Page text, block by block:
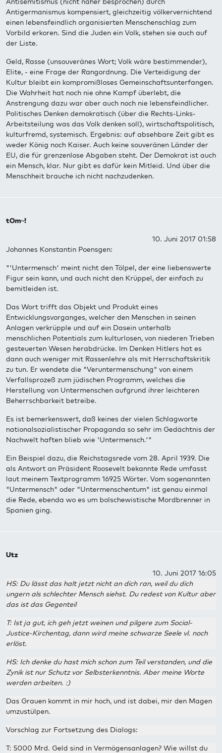
Antigermanismus kompensiert, gleichzeitig völkervernichtend
einen lebensfeindlich organisierten Menschenschlag zum
Vorbild erkoren. Sind die Juden ein Volk, stehen sie auch auf
der Liste.
Geld, Rasse (unsouveränes Wort; Volk wäre bestimmender),
Elite, - eine Frage der Rangordnung. Die Verteidigung der
Kultur bleibt ein kompromißloses Gemeinschaftsunterfangen.
Die Wahrheit hat noch nie ohne Kampf überlebt, die
Anstrengung dazu war aber auch noch nie lebensfeindlicher.
Politisches Denken demokratisch (über die Rechts-Links-
Arbeitsteilung was das Volk denken soll), wirtschaftspolitisch,
kulturfremd, systemisch. Ergebnis: auf absehbare Zeit gibt es
weder König noch Kaiser. Auch keine souveränen Länder der
EU, die für grenzenlose Abgaben steht. Der Demokrat ist auch
ein Mensch, klar. Nur gibt es dafür kein Mitleid. Und über die
Menschheit brauche ich nicht nachzudenken.
tOm~!
10. Juni 2017 01:58
Johannes Konstantin Poensgen:
"'Untermensch' meint nicht den Tölpel, der eine liebenswerte
Figur sein kann, und auch nicht den Krüppel, der einfach zu
bemitleiden ist.
Das Wort trifft das Objekt und Produkt eines
Entwicklungsvorganges, welcher den Menschen in seinen
Anlagen verkrüpple und auf ein Dasein unterhalb
menschlichen Potentials zum kulturlosen, von niederen Trieben
gesteuerten Wesen herabdrücke. Im Denken Hitlers hat es
dann auch weniger mit Rassenlehre als mit Herrschaftskritik
zu tun. Er wendete die "Veruntermenschung" von einem
Verfallsprozeß zum jüdischen Programm, welches die
Herstellung von Untermenschen aufgrund ihrer leichteren
Beherrschbarkeit betreibe.
Es ist bemerkenswert, daß keines der vielen Schlagworte
nationalsozialistischer Propaganda so sehr im Gedächtnis der
Nachwelt haften blieb wie 'Untermensch.'"
Ein Beispiel dazu, die Reichstagsrede vom 28. April 1939. Die
als Antwort an Präsident Roosevelt bekannte Rede umfasst
laut meinem Textprogramm 16925 Wörter. Vom sogenannten
"Untermensch" oder "Untermenschentum" ist genau einmal
die Rede, ebenda wo es um bolschewistische Mordbrenner in
Spanien ging.
Utz
10. Juni 2017 16:05
HS: Du lässt das halt jetzt nicht an dich ran, weil du dich
ungern als schlechter Mensch siehst. Du redest von Kultur aber
das ist das Gegenteil
T: Ist ja gut, ich geh jetzt weinen und pilgere zum Social-
Justice-Kirchentag, dann wird meine schwarze Seele vl. noch
erlöst.
HS: Ich denke du hast mich schon zum Teil verstanden, und die
Zynik ist nur Schutz vor Selbsterkenntnis. Aber meine Worte
werden arbeiten. :)
Das Grauen kommt in mir hoch, und ist dabei, mir den Magen
umzustülpen.
Vorschlag zur Fortsetzung des Dialogs:
T: 5000 Mrd. Geld sind in Vermögensanlagen? Wie willst du